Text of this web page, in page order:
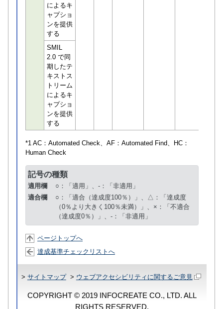
によるキ
ャプショ
ンを提供
する
SMIL
2.0 で同
期したテ
キストス
トリーム
によるキ
ャプショ
ンを提供
する
*1 AC： Automated Check、AF： Automated Find、HC：
Human Check
記号の種類
適用欄
○：「適用」、-：「非適用」
適合欄
○：「適合（達成度100％）」、△：「達成度
（0％より大きく100％未満）」、×：「不適合
（達成度0％）」、-：「非適用」
ページトップへ
達成基準チェックリストへ
> サイトマップ> ウェブアクセシビリティに関するご意見
COPYRIGHT © 2019 INFOCREATE CO., LTD. ALL
RIGHTS RESERVED.